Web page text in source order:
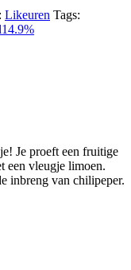
Likeuren Tags:
Je proeft een fruitige
een vleugje limoen.
inbreng van chilipeper.